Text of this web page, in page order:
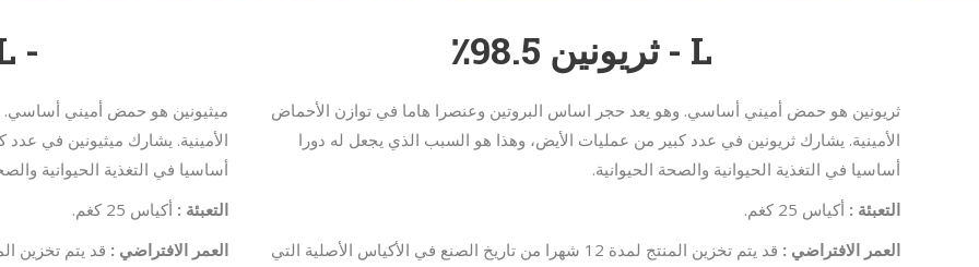
- DLميثيونين 99٪
ميثيونين هو حمض أميني أساسي.
الأمينية. يشارك ميثيونين في
أساسيا في التغذية الحيوانية
التعبئة : أكياس 25 كغم.
العمر الافتراضي :
L - ثريونين 98.5٪
ثريونين هو حمض أميني أساسي. وهو يعد حجر اساس البروتين وعنصرا هاما في توازن الأحماض
الأمينية. يشارك ثريونين في عدد كبير من عمليات الأيض، وهذا هو السبب الذي يجعل له دورا
أساسيا في التغذية الحيوانية والصحة الحيوانية.
التعبئة : أكياس 25 كغم.
العمر الافتراضي :
قد يتم تخزين المنتج لمدة 12 شهرا من تاريخ الصنع في الأكياس الأصلية التي